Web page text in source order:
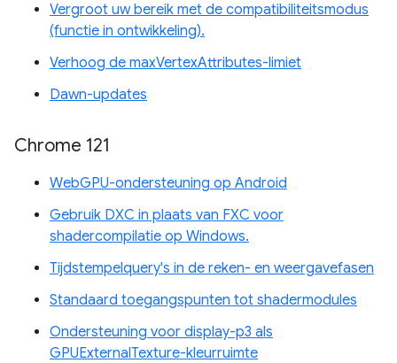
Vergroot uw bereik met de compatibiliteitsmodus
(functie in ontwikkeling).
Verhoog de maxVertexAttributes-limiet
Dawn-updates
Chrome 121
WebGPU-ondersteuning op Android
Gebruik DXC in plaats van FXC voor
shadercompilatie op Windows.
Tijdstempelquery's in de reken- en weergavefasen
Standaard toegangspunten tot shadermodules
Ondersteuning voor display-p3 als
GPUExternalTexture-kleurruimte